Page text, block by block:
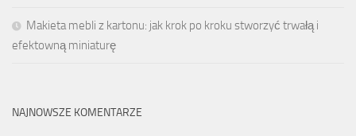
Makieta mebli z kartonu: jak krok po kroku stworzyć trwałą i
efektowną miniaturę
NAJNOWSZE KOMENTARZE